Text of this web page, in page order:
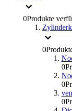
0Produkte
0
0
0
0